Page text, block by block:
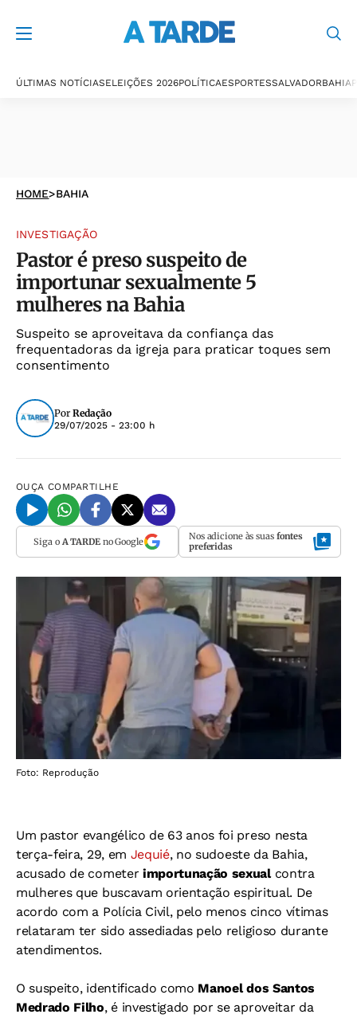
ÚLTIMAS NOTÍCIASELEIÇÕES 2026POLÍTICAESPORTESSALVADORBAHIA
HOME>BAHIA
INVESTIGAÇÃO
Pastor é preso suspeito de
importunar sexualmente 5
mulheres na Bahia
Suspeito se aproveitava da confiança das
frequentadoras da igreja para praticar toques sem
consentimento
Por Redação
29/07/2025 - 23:00 h
OUÇA COMPARTILHE
Siga o A TARDEno Google Nos adicione às suas fontes
preferidas
Foto: Reprodução
Um pastor evangélico de 63 anos foi preso nesta
terça-feira, 29, em Jequié, no sudoeste da Bahia,
acusado de cometer importunação sexualcontra
mulheres que buscavam orientação espiritual. De
acordo com a Polícia Civil, pelo menos cinco vítimas
relataram ter sido assediadas pelo religioso durante
atendimentos.
O suspeito, identificado como Manoel dos Santos
Medrado Filho, é investigado por se aproveitar da